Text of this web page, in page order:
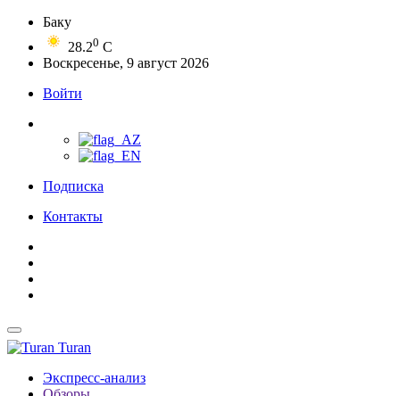
Баку
28.20 C
Воскресенье, 9 август 2026
Войти
Подписка
Контакты
Turan
Экспресс-анализ